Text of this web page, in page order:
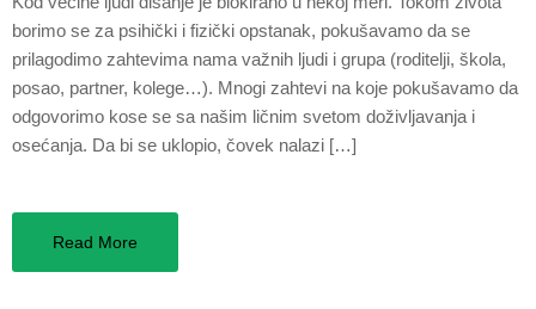
borimo se za psihički i fizički opstanak, pokušavamo da se
prilagodimo zahtevima nama važnih ljudi i grupa (roditelji, škola,
posao, partner, kolege…). Mnogi zahtevi na koje pokušavamo da
odgovorimo kose se sa našim ličnim svetom doživljavanja i
osećanja. Da bi se uklopio, čovek nalazi […]
Read More